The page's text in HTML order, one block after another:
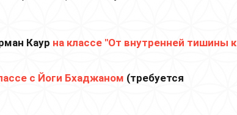
Каур на классе "От внутренней тишины к
с Йоги Бхаджаном (требуется